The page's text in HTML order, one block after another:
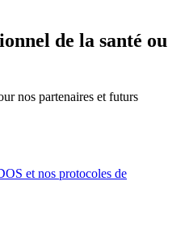
de la santé ou
nos partenaires et futurs
et nos protocoles de